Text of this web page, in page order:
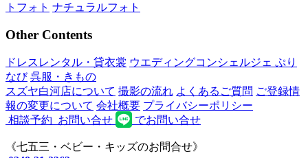
トフォト ナチュラルフォト
Other Contents
ドレスレンタル・貸衣裳 ウエディングコンシェルジェ ぷり
なび 呉服・きもの
スズヤ白河店について 撮影の流れ よくあるご質問 ご登録情
報の変更について 会社概要 プライバシーポリシー
相談予約 お問い合せ でお問い合せ
《七五三・ベビー・キッズのお問合せ》